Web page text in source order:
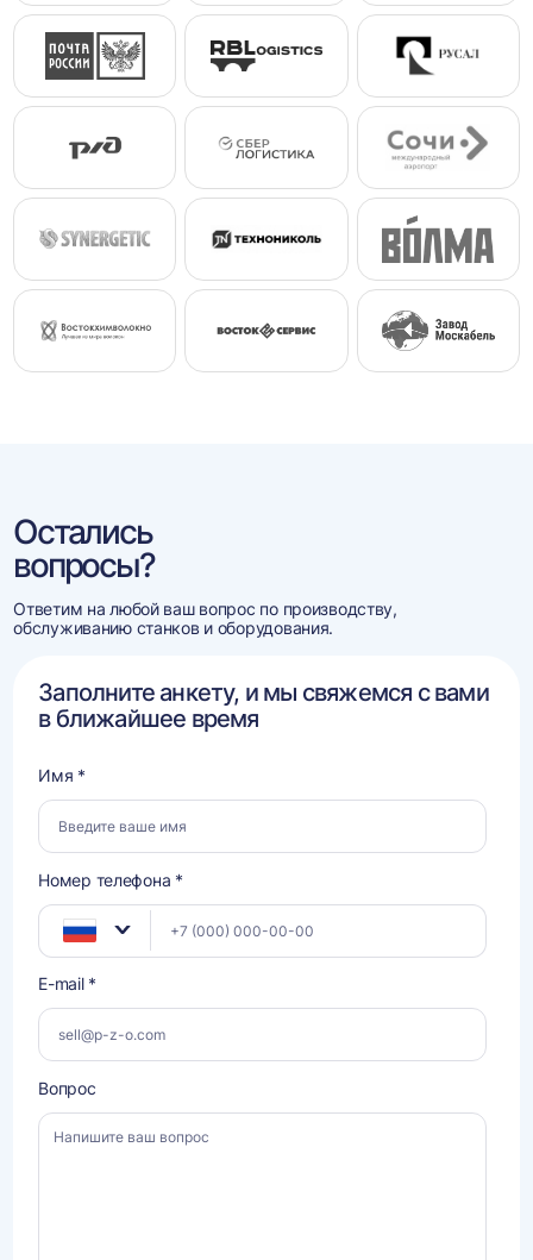
Остались
вопросы?
Ответим на любой ваш вопрос по производству,
обслуживанию станков и оборудования.
Заполните анкету, и мы свяжемся с вами
в ближайшее время
Имя *
Номер телефона *
E-mail *
Вопрос